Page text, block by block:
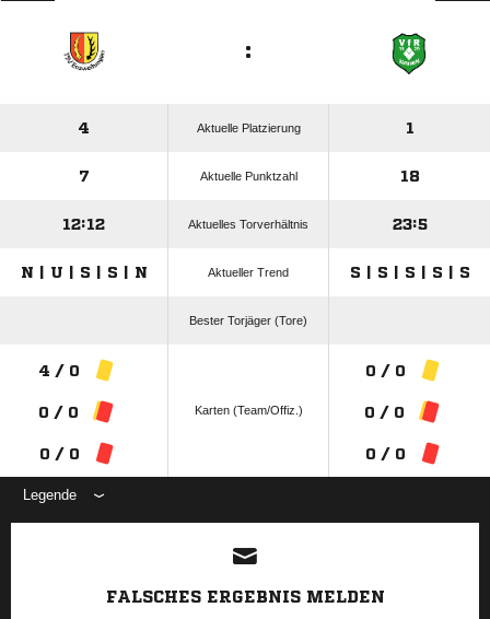
:
4 Aktuelle Platzierung 1
7 Aktuelle Punktzahl 18
12:12 Aktuelles Torverhältnis 23:5
N | U | S | S | N Aktueller Trend S | S | S | S | S
Bester Torjäger (Tore)
4 / 0
0 / 0
0 / 0
Karten (Team/Offiz.)
0 / 0
0 / 0
0 / 0
Legende
ANZEIGE
FALSCHES ERGEBNIS MELDEN